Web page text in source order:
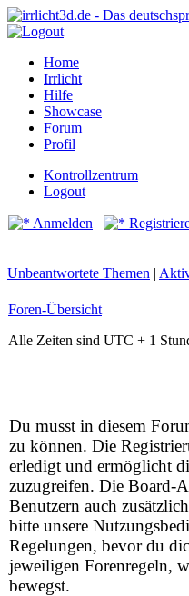
Home
Irrlicht
Hilfe
Showcase
Forum
Profil
Kontrollzentrum
Logout
Anmelden
Unbeantwortete Themen |
Foren-Übersicht
Alle Zeiten sind UTC + 1
Du musst in diesem
zu können. Die
erledigt und ermöglicht
zuzugreifen. Die Board-
Benutzern auch
bitte unsere
Regelungen, bevor du
jeweiligen Forenregeln,
bewegst.